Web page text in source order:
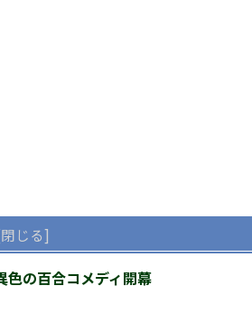
色の百合コメディ開幕